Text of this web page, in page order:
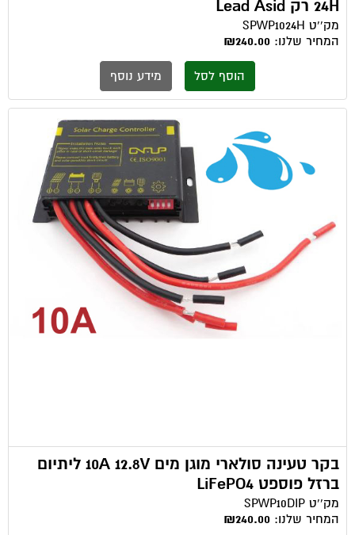
24H רק Lead Asid
מק''ט SPWP1024H
המחיר שלנו: ₪240.00
הוסף לסל מידע נוסף
בקר טעינה סולארי מוגן מים 10A 12.8V ליתיום
ברזל פוספט LiFePO4
מק''ט SPWP10DIP
המחיר שלנו: ₪240.00